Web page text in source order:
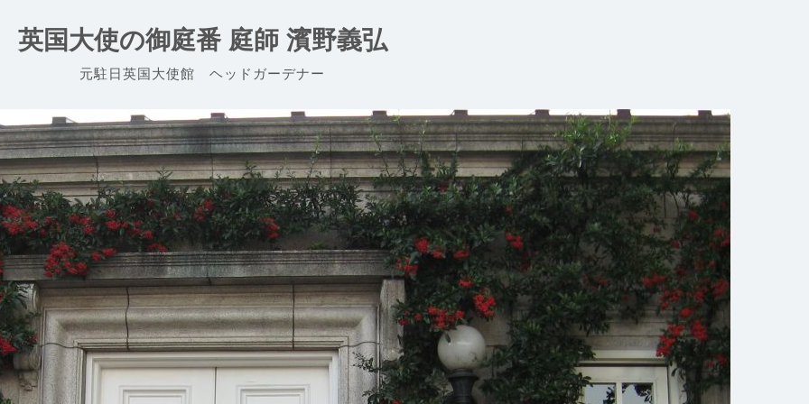
英国大使の御庭番 庭師 濱野義弘
元駐日英国大使館 ヘッドガーデナー